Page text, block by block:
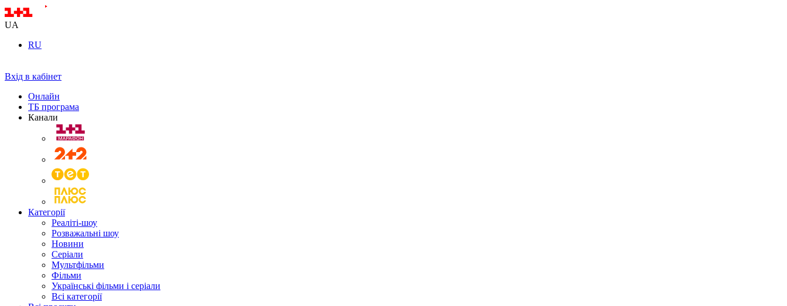
UA
RU
Вхід в кабінет
Онлайн
ТБ програма
Канали
Категорії
Реаліті-шоу
Розважальні шоу
Новини
Серіали
Мультфільми
Фільми
Українські фільми і серіали
Всі категорії